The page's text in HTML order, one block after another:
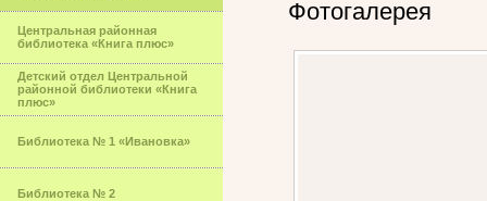
Центральная районная
библиотека «Книга плюс»
Детский отдел Центральной
районной библиотеки «Книга
плюс»
Библиотека № 1 «Ивановка»
Библиотека № 2
Фотогалерея